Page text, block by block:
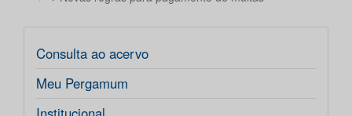
Consulta ao acervo
Meu Pergamum